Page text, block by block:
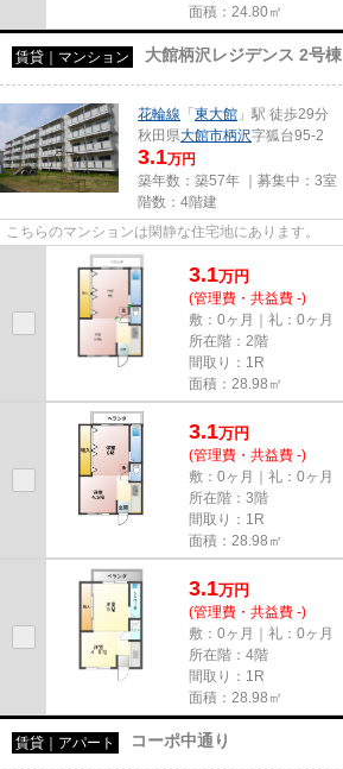
面積：24.80㎡
賃貸｜マンション 大館柄沢レジデンス 2号棟
花輪線 「 東大館 」駅 徒歩29分
秋田県大館市柄沢字狐台95-2
3.1万円
築年数：築57年 ｜募集中： 3室
階数：4階建
こちらのマンションは閑静な住宅地にあります。
3.1万円
(管理費・共益費 -)
敷：0ヶ月｜礼：0ヶ月
所在階：2階
間取り：1R
面積：28.98㎡
3.1万円
(管理費・共益費 -)
敷：0ヶ月｜礼：0ヶ月
所在階：3階
間取り：1R
面積：28.98㎡
3.1万円
(管理費・共益費 -)
敷：0ヶ月｜礼：0ヶ月
所在階：4階
間取り：1R
面積：28.98㎡
賃貸｜アパート コーポ中通り